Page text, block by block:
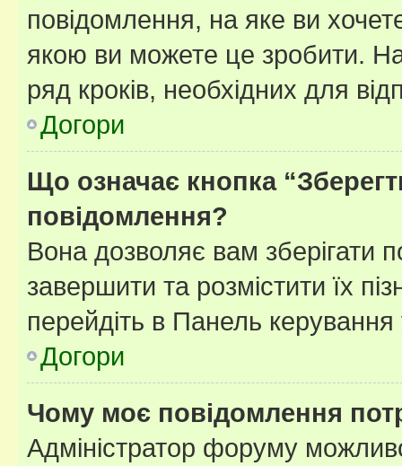
повідомлення, на яке ви
якою ви можете це зробити.
ряд кроків, необхідних для
Догори
Що означає кнопка
повідомлення?
Вона дозволяє вам зберігати
завершити та розмістити їх
перейдіть в Панель керування
Догори
Чому моє повідомлення
Адміністратор форуму